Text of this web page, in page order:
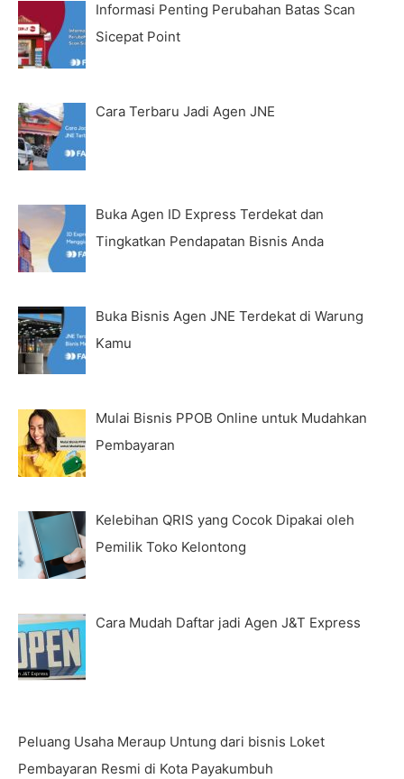
Informasi Penting Perubahan Batas Scan
Sicepat Point
Cara Terbaru Jadi Agen JNE
Buka Agen ID Express Terdekat dan
Tingkatkan Pendapatan Bisnis Anda
Buka Bisnis Agen JNE Terdekat di Warung
Kamu
Mulai Bisnis PPOB Online untuk Mudahkan
Pembayaran
Kelebihan QRIS yang Cocok Dipakai oleh
Pemilik Toko Kelontong
Cara Mudah Daftar jadi Agen J&T Express
Peluang Usaha Meraup Untung dari bisnis Loket
Pembayaran Resmi di Kota Payakumbuh